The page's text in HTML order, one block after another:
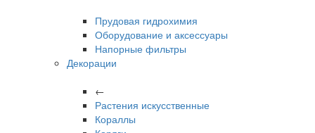
Прудовая гидрохимия
Оборудование и аксессуары
Напорные фильтры
Декорации
←
Растения искусственные
Кораллы